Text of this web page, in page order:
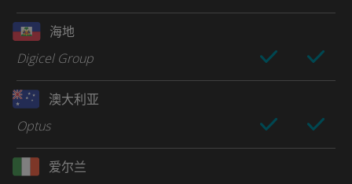
海地
Digicel Group
澳大利亚
Optus
爱尔兰